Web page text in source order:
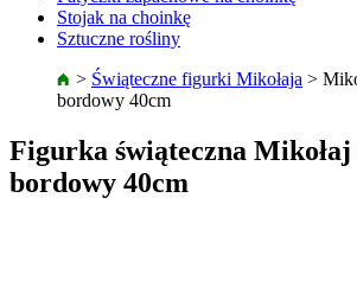
Stojak na choinkę
Sztuczne rośliny
> Świąteczne figurki Mikołaja >
bordowy 40cm
Figurka świąteczna
bordowy 40cm